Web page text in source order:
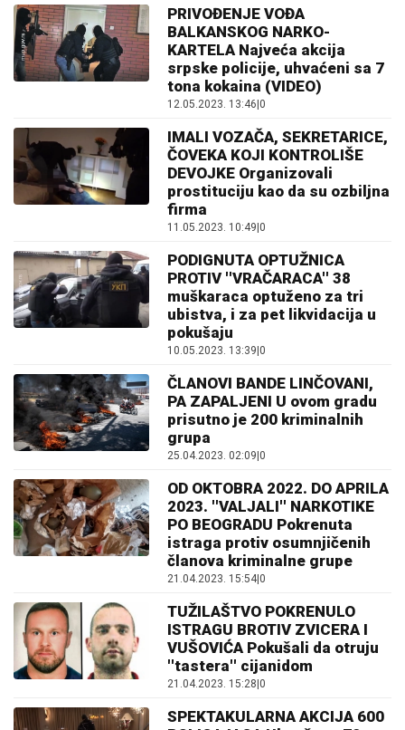
PRIVOĐENJE VOĐA
BALKANSKOG NARKO-
KARTELA Najveća akcija
srpske policije, uhvaćeni sa 7
tona kokaina (VIDEO)
12.05.2023. 13:46 0
IMALI VOZAČA, SEKRETARICE,
ČOVEKA KOJI KONTROLIŠE
DEVOJKE Organizovali
prostituciju kao da su ozbiljna
firma
11.05.2023. 10:49 0
PODIGNUTA OPTUŽNICA
PROTIV ''VRAČARACA'' 38
muškaraca optuženo za tri
ubistva, i za pet likvidacija u
pokušaju
10.05.2023. 13:39 0
ČLANOVI BANDE LINČOVANI,
PA ZAPALJENI U ovom gradu
prisutno je 200 kriminalnih
grupa
25.04.2023. 02:09 0
OD OKTOBRA 2022. DO APRILA
2023. ''VALJALI'' NARKOTIKE
PO BEOGRADU Pokrenuta
istraga protiv osumnjičenih
članova kriminalne grupe
21.04.2023. 15:54 0
TUŽILAŠTVO POKRENULO
ISTRAGU BROTIV ZVICERA I
VUŠOVIĆA Pokušali da otruju
''tastera'' cijanidom
21.04.2023. 15:28 0
SPEKTAKULARNA AKCIJA 600